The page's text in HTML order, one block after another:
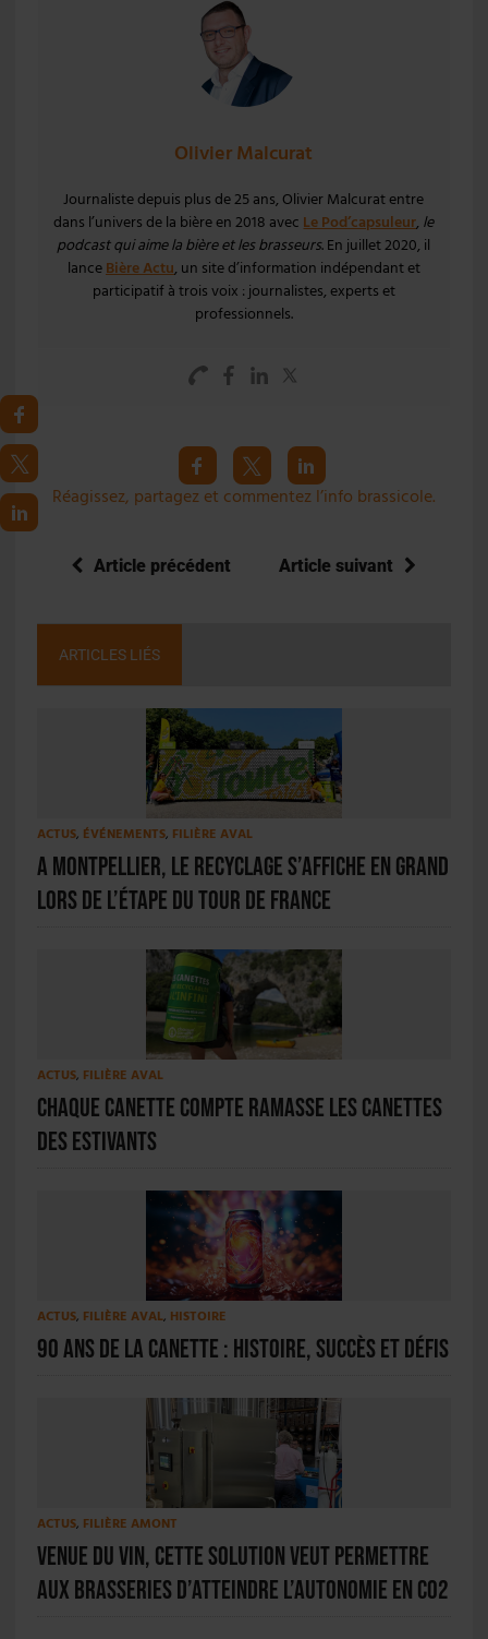
Olivier Malcurat
Journaliste depuis plus de 25 ans, Olivier Malcurat entre
dans l’univers de la bière en 2018 avecLe Pod’capsuleur, le
podcast qui aime la bière et les brasseurs. En juillet 2020, il
lanceBière Actu, un site d’information indépendant et
participatif à trois voix : journalistes, experts et
professionnels.
Réagissez, partagez et commentez l’info brassicole.
Article précédent Article suivant
ARTICLES LIÉS
ACTUS, ÉVÉNEMENTS, FILIÈRE AVAL
A Montpellier, le recyclage s’affiche en grand
lors de l’étape du Tour de France
ACTUS, FILIÈRE AVAL
Chaque Canette Compte ramasse les canettes
des estivants
ACTUS, FILIÈRE AVAL, HISTOIRE
90 ans de la canette : histoire, succès et défis
ACTUS, FILIÈRE AMONT
Venue du vin, cette solution veut permettre
aux brasseries d’atteindre l’autonomie en CO2